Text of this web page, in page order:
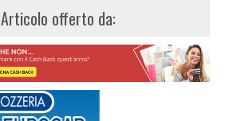
Articolo offerto da: